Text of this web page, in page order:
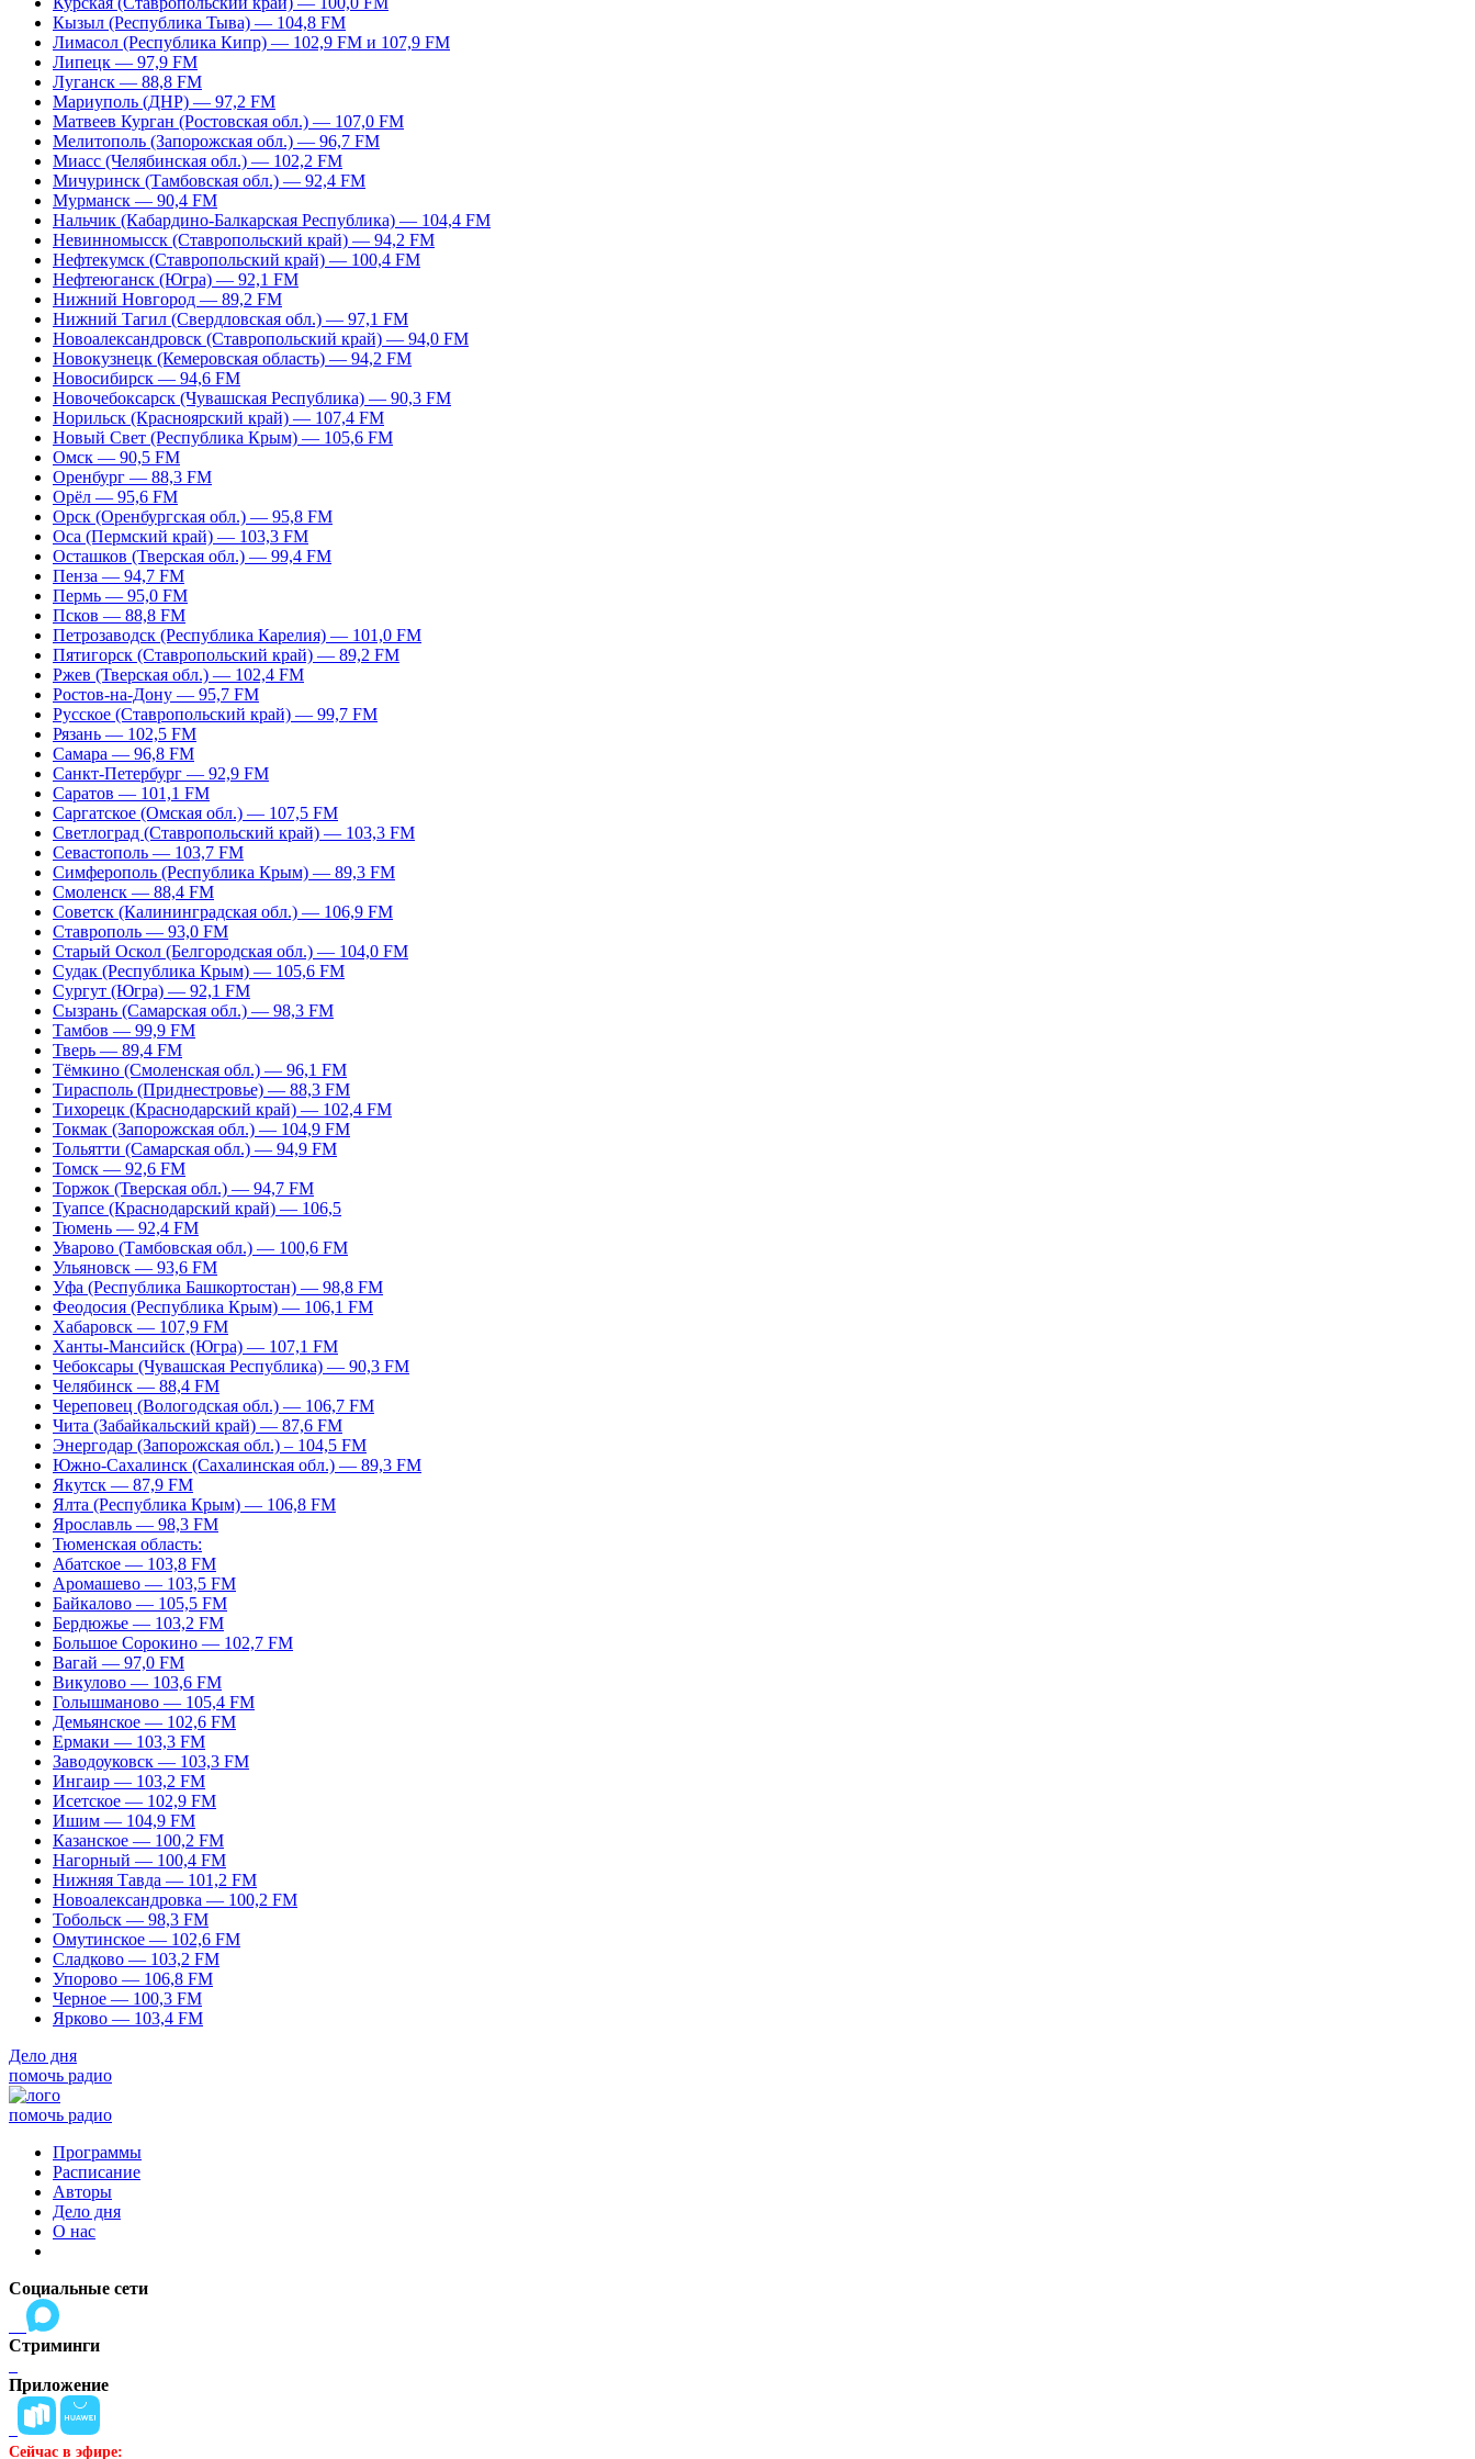
Кызыл (Республика Тыва) — 104,8 FM
Лимасол (Республика Кипр) — 102,9 FM и 107,9 FM
Липецк — 97,9 FM
Луганск — 88,8 FM
Мариуполь (ДНР) — 97,2 FM
Матвеев Курган (Ростовская обл.) — 107,0 FM
Мелитополь (Запорожская обл.) — 96,7 FM
Миасс (Челябинская обл.) — 102,2 FM
Мичуринск (Тамбовская обл.) — 92,4 FM
Мурманск — 90,4 FM
Нальчик (Кабардино-Балкарская Республика) — 104,4 FM
Невинномысск (Ставропольский край) — 94,2 FM
Нефтекумск (Ставропольский край) — 100,4 FM
Нефтеюганск (Югра) — 92,1 FM
Нижний Новгород — 89,2 FM
Нижний Тагил (Свердловская обл.) — 97,1 FM
Новоалександровск (Ставропольский край) — 94,0 FM
Новокузнецк (Кемеровская область) — 94,2 FM
Новосибирск — 94,6 FM
Новочебоксарск (Чувашская Республика) — 90,3 FM
Норильск (Красноярский край) — 107,4 FM
Новый Свет (Республика Крым) — 105,6 FM
Омск — 90,5 FM
Оренбург — 88,3 FM
Орёл — 95,6 FM
Орск (Оренбургская обл.) — 95,8 FM
Оса (Пермский край) — 103,3 FM
Осташков (Тверская обл.) — 99,4 FM
Пенза — 94,7 FM
Пермь — 95,0 FM
Псков — 88,8 FM
Петрозаводск (Республика Карелия) — 101,0 FM
Пятигорск (Ставропольский край) — 89,2 FM
Ржев (Тверская обл.) — 102,4 FM
Ростов-на-Дону — 95,7 FM
Русское (Ставропольский край) — 99,7 FM
Рязань — 102,5 FM
Самара — 96,8 FM
Санкт-Петербург — 92,9 FM
Саратов — 101,1 FM
Саргатское (Омская обл.) — 107,5 FM
Светлоград (Ставропольский край) — 103,3 FM
Севастополь — 103,7 FM
Симферополь (Республика Крым) — 89,3 FM
Смоленск — 88,4 FM
Советск (Калининградская обл.) — 106,9 FM
Ставрополь — 93,0 FM
Старый Оскол (Белгородская обл.) — 104,0 FM
Судак (Республика Крым) — 105,6 FM
Сургут (Югра) — 92,1 FM
Сызрань (Самарская обл.) — 98,3 FM
Тамбов — 99,9 FM
Тверь — 89,4 FM
Тёмкино (Смоленская обл.) — 96,1 FM
Тирасполь (Приднестровье) — 88,3 FM
Тихорецк (Краснодарский край) — 102,4 FM
Токмак (Запорожская обл.) — 104,9 FM
Тольятти (Самарская обл.) — 94,9 FM
Томск — 92,6 FM
Торжок (Тверская обл.) — 94,7 FM
Туапсе (Краснодарский край) — 106,5
Тюмень — 92,4 FM
Уварово (Тамбовская обл.) — 100,6 FM
Ульяновск — 93,6 FM
Уфа (Республика Башкортостан) — 98,8 FM
Феодосия (Республика Крым) — 106,1 FM
Хабаровск — 107,9 FM
Ханты-Мансийск (Югра) — 107,1 FM
Чебоксары (Чувашская Республика) — 90,3 FM
Челябинск — 88,4 FM
Череповец (Вологодская обл.) — 106,7 FM
Чита (Забайкальский край) — 87,6 FM
Энергодар (Запорожская обл.) – 104,5 FM
Южно-Сахалинск (Сахалинская обл.) — 89,3 FM
Якутск — 87,9 FM
Ялта (Республика Крым) — 106,8 FM
Ярославль — 98,3 FM
Тюменская область:
Абатское — 103,8 FM
Аромашево — 103,5 FM
Байкалово — 105,5 FM
Бердюжье — 103,2 FM
Большое Сорокино — 102,7 FM
Вагай — 97,0 FM
Викулово — 103,6 FM
Голышманово — 105,4 FM
Демьянское — 102,6 FM
Ермаки — 103,3 FM
Заводоуковск — 103,3 FM
Ингаир — 103,2 FM
Исетское — 102,9 FM
Ишим — 104,9 FM
Казанское — 100,2 FM
Нагорный — 100,4 FM
Нижняя Тавда — 101,2 FM
Новоалександровка — 100,2 FM
Тобольск — 98,3 FM
Омутинское — 102,6 FM
Сладково — 103,2 FM
Упорово — 106,8 FM
Черное — 100,3 FM
Ярково — 103,4 FM
Дело дня
помочь радио
помочь радио
Программы
Расписание
Авторы
Дело дня
О нас
Социальные сети
Стриминги
Приложение
Сейчас в эфире: